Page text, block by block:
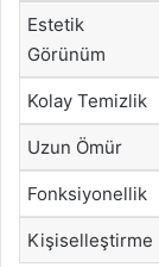
Estetik
Görünüm
Kolay Temizlik
Uzun Ömür
Fonksiyonellik
Kişiselleştirme